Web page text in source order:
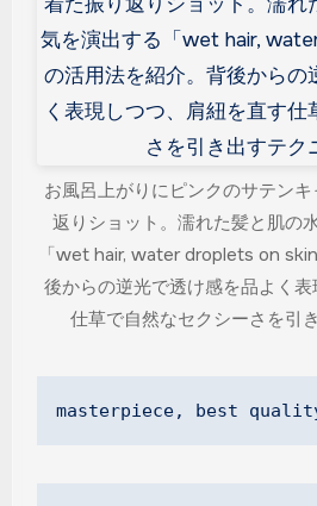
お風呂上がりにピンクのサテン
返りショット。濡れた髪と肌の
「wet hair, water droplets on
後からの逆光で透け感を品よく
仕草で自然なセクシーさを引
masterpiece, best